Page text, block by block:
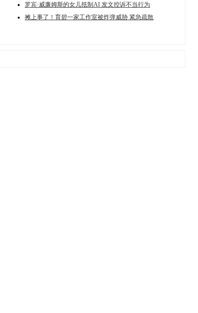
罗宾·威廉姆斯的女儿抵制AI 发文控诉不当行为
摊上事了！育碧一家工作室被炸弹威胁 紧急疏散